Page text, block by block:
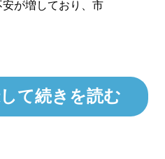
が増しており、市
て続きを読む